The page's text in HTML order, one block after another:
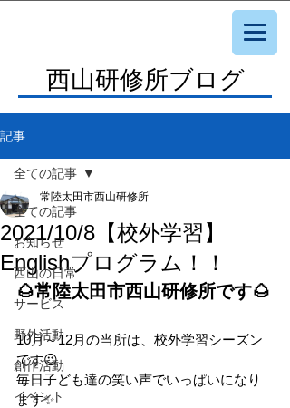
西山研修所ブログ
記事
全ての記事
お知らせ
西山の日常
サービス
野外活動
創作活動
イベント
全ての記事
2021/10/8【校外学習】
Englishプログラム！！
常陸太田市西山研修所
🌰常陸太田市西山研修所です🌰
10月～12月の当所は、校外学習シーズン
です😉
毎日子ども達の笑い声でいっぱいになり
ます✨